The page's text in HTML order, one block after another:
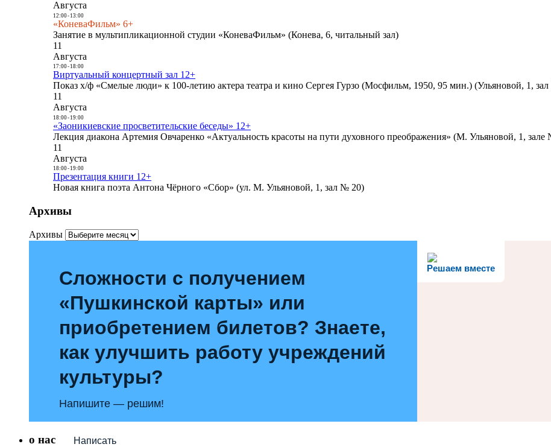
Августа
12:00- 13:00
«КоневаФильм» 6+
Занятие в мультипликационной студии «КоневаФильм» (Конева, 6, читальный зал)
11
Августа
17:00- 18:00
Виртуальный концертный зал 12+
Показ х/ф «Смелые люди» к 100-летию актера театра и кино Сергея Гурзо (Мосфильм, 1950, 95 мин.) (Ульяновой, 1,
11
Августа
18:00- 19:00
«Заоникиевские просветительские беседы» 12+
Лекция диакона Артемия Овчаренко «Актуальность красоты на пути духовного преображения» (М. Ульяновой, 1, зале
11
Августа
18:00- 19:00
Презентация книги 12+
Новая книга поэта Антона Чёрного «Сбор» (ул. М. Ульяновой, 1, зал № 20)
Архивы
Архивы
Решаем вместе
Сложности с получением
«Пушкинской карты» или
приобретением билетов? Знаете,
как улучшить работу учреждений
культуры?
Напишите — решим!
Написать
о нас